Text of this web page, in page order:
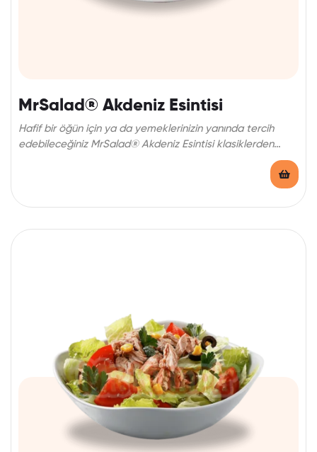
MrSalad® Akdeniz Esintisi
Hafif bir öğün için ya da yemeklerinizin yanında tercih
edebileceğiniz MrSalad® Akdeniz Esintisi klasiklerden